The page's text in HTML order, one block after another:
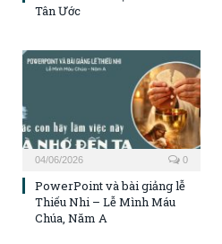
Tân Ước
04/06/2026 0
PowerPoint và bài giảng lễ
Thiếu Nhi – Lễ Mình Máu
Chúa, Năm A